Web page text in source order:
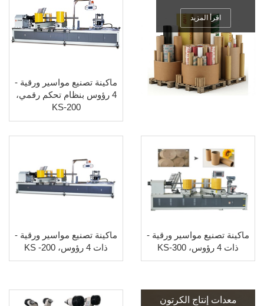
اقرأ المزيد
ماكينة تصنيع مواسير ورقية -
4 رؤوس بنظام تحكم رقمي،
KS-200
ماكينة تصنيع مواسير ورقية -
ذات 4 رؤوس، KS-300
ماكينة تصنيع مواسير ورقية -
ذات 4 رؤوس، KS -200
معدات إنتاج الكرتون